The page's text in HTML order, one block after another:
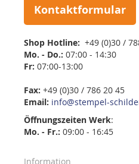
Kontaktformular
Shop Hotline: +49 (0)30 /
Mo. - Do.: 07:00 - 14:30
Fr: 07:00-13:00
Fax: +49 (0)30 / 786 20 45
Email: info@stempel-
Öffnungszeiten Werk:
Mo. - Fr.: 09:00 - 16:45
Information